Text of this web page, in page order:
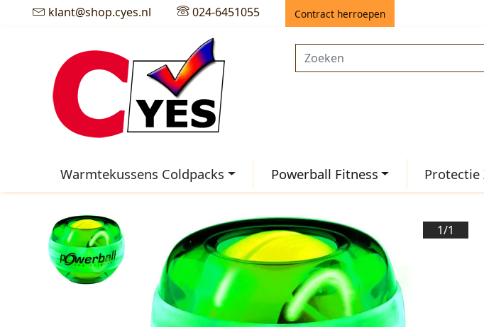
klant@shop.cyes.nl 024-6451055 Contract herroepen
Warmtekussens Coldpacks Powerball Fitness
1/1